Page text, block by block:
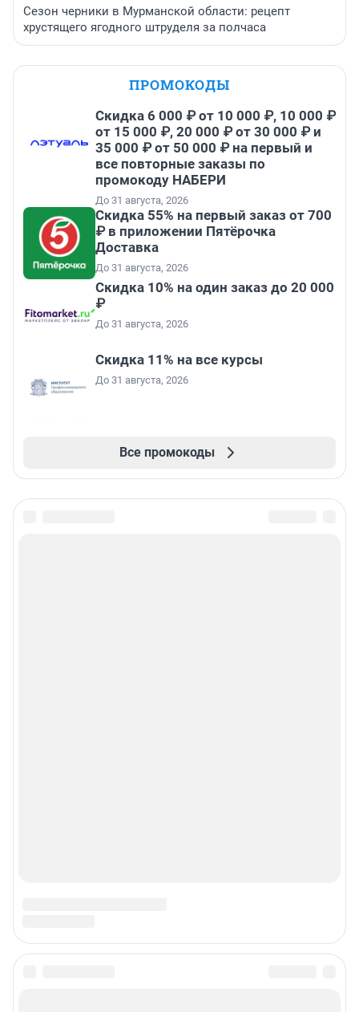
Сезон черники в Мурманской области: рецепт
хрустящего ягодного штруделя за полчаса
ПРОМОКОДЫ
Скидка 6 000 ₽ от 10 000 ₽, 10 000 ₽
от 15 000 ₽, 20 000 ₽ от 30 000 ₽ и
35 000 ₽ от 50 000 ₽ на первый и
все повторные заказы по
промокоду НАБЕРИ
До 31 августа, 2026
Скидка 55% на первый заказ от 700
₽ в приложении Пятёрочка
Доставка
До 31 августа, 2026
Скидка 10% на один заказ до 20 000
₽
До 31 августа, 2026
Скидка 11% на все курсы
До 31 августа, 2026
Все промокоды